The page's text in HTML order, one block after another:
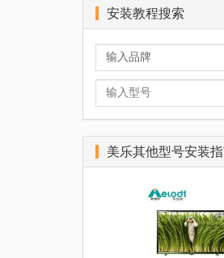
安装教程搜索
美乐其他型号安装